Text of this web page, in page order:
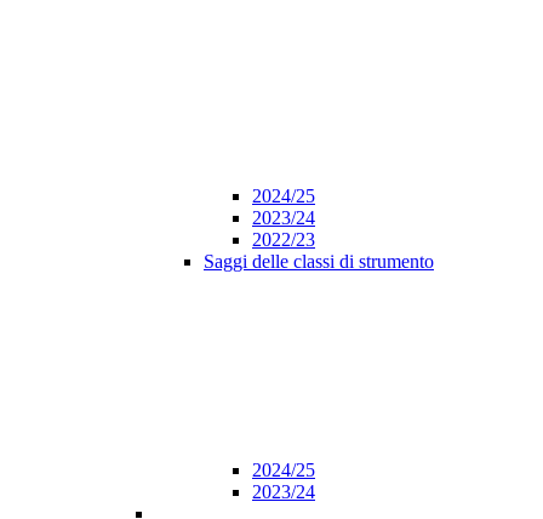
2024/25
2023/24
2022/23
Saggi delle classi di strumento
2024/25
2023/24